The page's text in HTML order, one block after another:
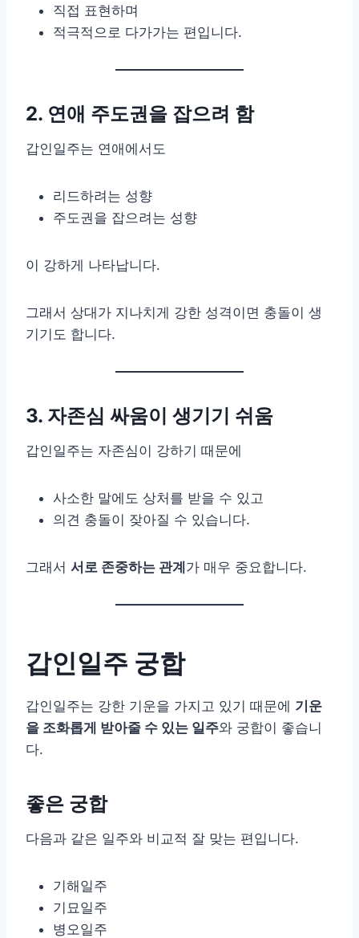
직접 표현하며
적극적으로 다가가는 편입니다.
2. 연애 주도권을 잡으려 함
갑인일주는 연애에서도
리드하려는 성향
주도권을 잡으려는 성향
이 강하게 나타납니다.
그래서 상대가 지나치게 강한 성격이면 충돌이 생
기기도 합니다.
3. 자존심 싸움이 생기기 쉬움
갑인일주는 자존심이 강하기 때문에
사소한 말에도 상처를 받을 수 있고
의견 충돌이 잦아질 수 있습니다.
그래서 서로 존중하는 관계가 매우 중요합니다.
갑인일주 궁합
갑인일주는 강한 기운을 가지고 있기 때문에 기운
을 조화롭게 받아줄 수 있는 일주와 궁합이 좋습니
다.
좋은 궁합
다음과 같은 일주와 비교적 잘 맞는 편입니다.
기해일주
기묘일주
병오일주